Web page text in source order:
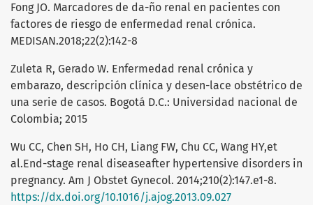
Fong JO. Marcadores de da-ño renal en pacientes con
factores de riesgo de enfermedad renal crónica.
MEDISAN.2018;22(2):142-8
Zuleta R, Gerado W. Enfermedad renal crónica y
embarazo, descripción clínica y desen-lace obstétrico de
una serie de casos. Bogotá D.C.: Universidad nacional de
Colombia; 2015
Wu CC, Chen SH, Ho CH, Liang FW, Chu CC, Wang HY,et
al.End-stage renal diseaseafter hypertensive disorders in
pregnancy. Am J Obstet Gynecol. 2014;210(2):147.e1-8.
https://dx.doi.org/10.1016/j.ajog.2013.09.027